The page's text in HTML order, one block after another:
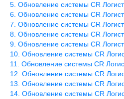
Обновление системы CR
Обновление системы CR
Обновление системы CR
Обновление системы CR
Обновление системы CR
Обновление системы CR
Обновление системы CR
Обновление системы CR
Обновление системы CR
Обновление системы CR